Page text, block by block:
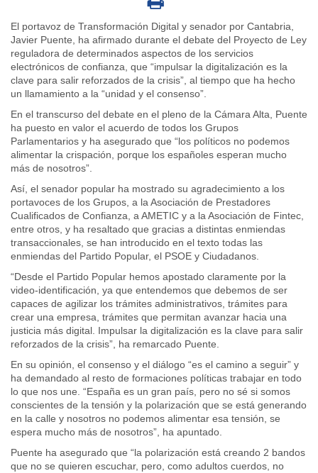
El portavoz de Transformación Digital y senador por Cantabria,
Javier Puente, ha afirmado durante el debate del Proyecto de Ley
reguladora de determinados aspectos de los servicios
electrónicos de confianza, que “impulsar la digitalización es la
clave para salir reforzados de la crisis”, al tiempo que ha hecho
un llamamiento a la “unidad y el consenso”.
En el transcurso del debate en el pleno de la Cámara Alta, Puente
ha puesto en valor el acuerdo de todos los Grupos
Parlamentarios y ha asegurado que “los políticos no podemos
alimentar la crispación, porque los españoles esperan mucho
más de nosotros”.
Así, el senador popular ha mostrado su agradecimiento a los
portavoces de los Grupos, a la Asociación de Prestadores
Cualificados de Confianza, a AMETIC y a la Asociación de Fintec,
entre otros, y ha resaltado que gracias a distintas enmiendas
transaccionales, se han introducido en el texto todas las
enmiendas del Partido Popular, el PSOE y Ciudadanos.
“Desde el Partido Popular hemos apostado claramente por la
video-identificación, ya que entendemos que debemos de ser
capaces de agilizar los trámites administrativos, trámites para
crear una empresa, trámites que permitan avanzar hacia una
justicia más digital. Impulsar la digitalización es la clave para salir
reforzados de la crisis”, ha remarcado Puente.
En su opinión, el consenso y el diálogo “es el camino a seguir” y
ha demandado al resto de formaciones políticas trabajar en todo
lo que nos une. “España es un gran país, pero no sé si somos
conscientes de la tensión y la polarización que se está generando
en la calle y nosotros no podemos alimentar esa tensión, se
espera mucho más de nosotros”, ha apuntado.
Puente ha asegurado que “la polarización está creando 2 bandos
que no se quieren escuchar, pero, como adultos cuerdos, no